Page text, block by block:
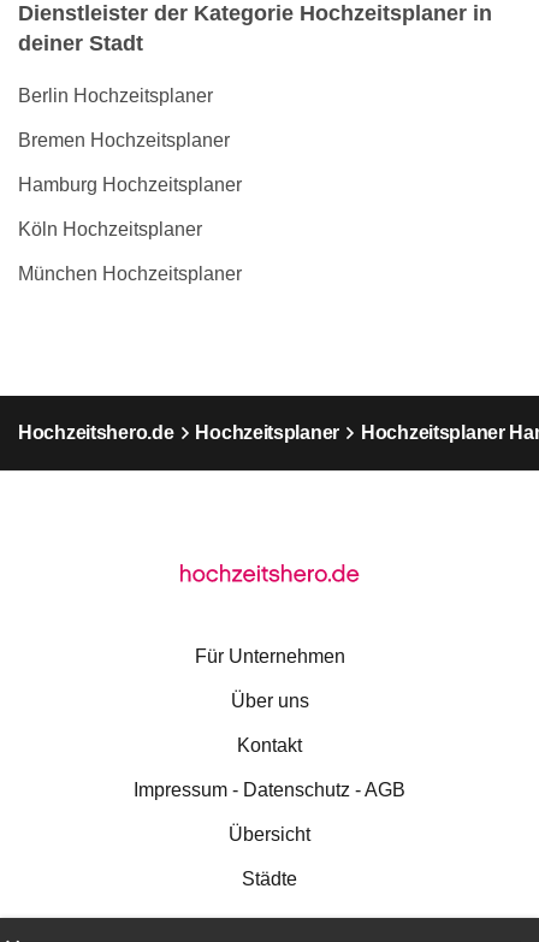
Dienstleister der Kategorie Hochzeitsplaner in
deiner Stadt
Berlin Hochzeitsplaner
Bremen Hochzeitsplaner
Hamburg Hochzeitsplaner
Köln Hochzeitsplaner
München Hochzeitsplaner
Hochzeitshero.de Hochzeitsplaner Hochzeitsplaner
Für Unternehmen
Über uns
Kontakt
Impressum - Datenschutz - AGB
Übersicht
Städte